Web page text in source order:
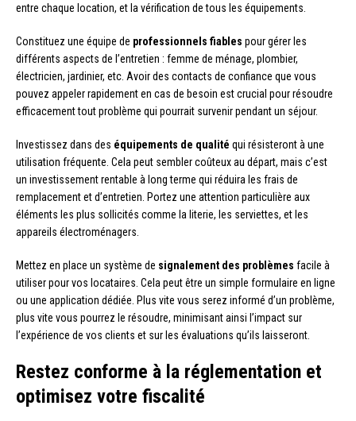
entre chaque location, et la vérification de tous les équipements.
Constituez une équipe de professionnels fiables pour gérer les
différents aspects de l’entretien : femme de ménage, plombier,
électricien, jardinier, etc. Avoir des contacts de confiance que vous
pouvez appeler rapidement en cas de besoin est crucial pour résoudre
efficacement tout problème qui pourrait survenir pendant un séjour.
Investissez dans des équipements de qualité qui résisteront à une
utilisation fréquente. Cela peut sembler coûteux au départ, mais c’est
un investissement rentable à long terme qui réduira les frais de
remplacement et d’entretien. Portez une attention particulière aux
éléments les plus sollicités comme la literie, les serviettes, et les
appareils électroménagers.
Mettez en place un système de signalement des problèmes facile à
utiliser pour vos locataires. Cela peut être un simple formulaire en ligne
ou une application dédiée. Plus vite vous serez informé d’un problème,
plus vite vous pourrez le résoudre, minimisant ainsi l’impact sur
l’expérience de vos clients et sur les évaluations qu’ils laisseront.
Restez conforme à la réglementation et
optimisez votre fiscalité